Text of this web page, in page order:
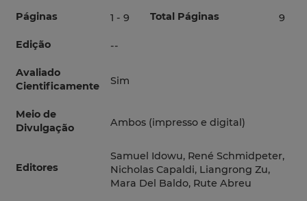
Páginas 1 - 9 Total Páginas 9
Edição --
Avaliado
Cientificamente
Sim
Meio de
Divulgação
Ambos (impresso e digital)
Editores
Samuel Idowu, René Schmidpeter,
Nicholas Capaldi, Liangrong Zu,
Mara Del Baldo, Rute Abreu